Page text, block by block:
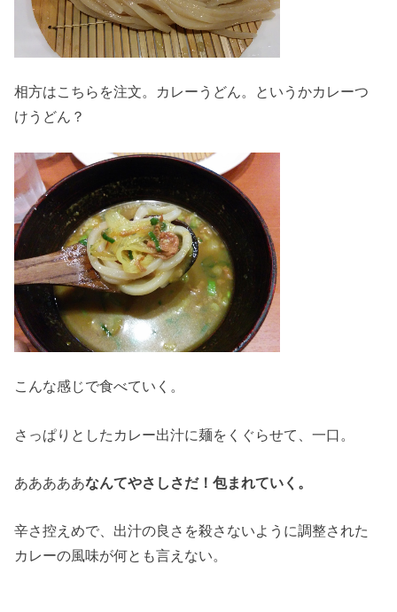
相方はこちらを注文。カレーうどん。というかカレーつ
けうどん？
こんな感じで食べていく。
さっぱりとしたカレー出汁に麺をくぐらせて、一口。
あああああなんてやさしさだ！包まれていく。
辛さ控えめで、出汁の良さを殺さないように調整された
カレーの風味が何とも言えない。